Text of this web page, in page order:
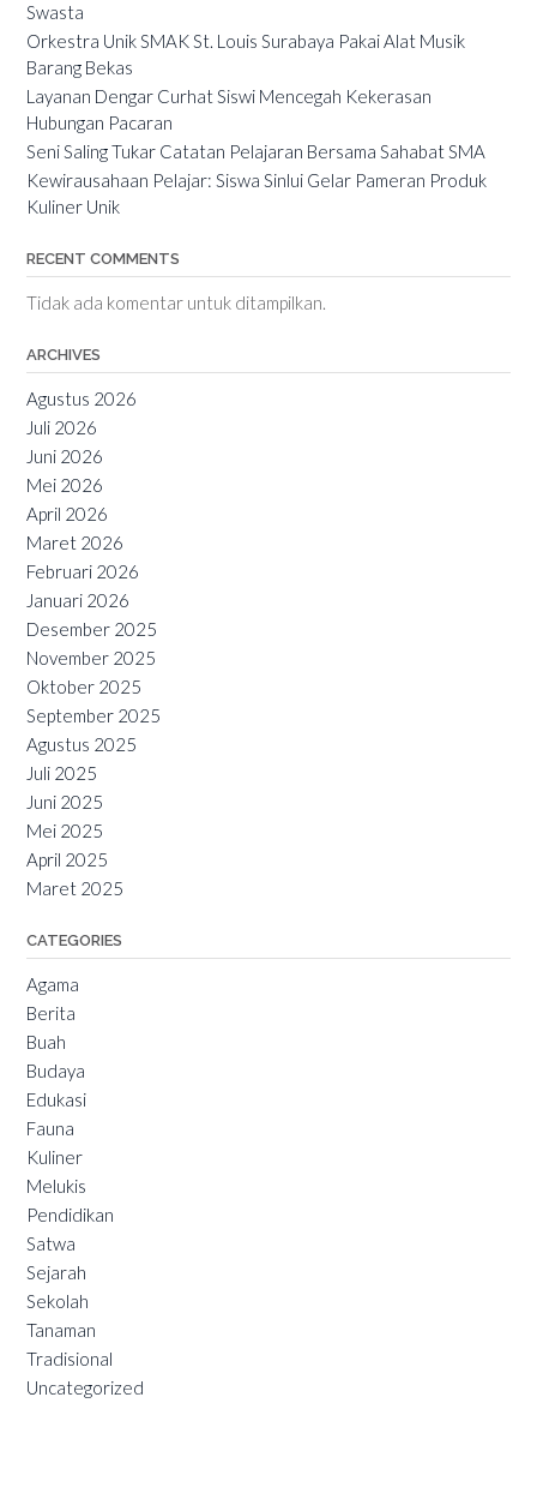
Swasta
Orkestra Unik SMAK St. Louis Surabaya Pakai Alat Musik
Barang Bekas
Layanan Dengar Curhat Siswi Mencegah Kekerasan
Hubungan Pacaran
Seni Saling Tukar Catatan Pelajaran Bersama Sahabat SMA
Kewirausahaan Pelajar: Siswa Sinlui Gelar Pameran Produk
Kuliner Unik
RECENT COMMENTS
Tidak ada komentar untuk ditampilkan.
ARCHIVES
Agustus 2026
Juli 2026
Juni 2026
Mei 2026
April 2026
Maret 2026
Februari 2026
Januari 2026
Desember 2025
November 2025
Oktober 2025
September 2025
Agustus 2025
Juli 2025
Juni 2025
Mei 2025
April 2025
Maret 2025
CATEGORIES
Agama
Berita
Buah
Budaya
Edukasi
Fauna
Kuliner
Melukis
Pendidikan
Satwa
Sejarah
Sekolah
Tanaman
Tradisional
Uncategorized